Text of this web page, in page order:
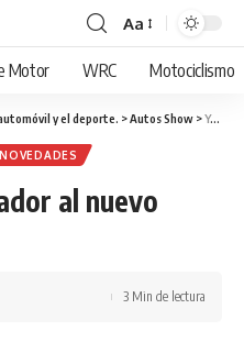
Cambiar
tamaño
fuente
Aa
Motor WRC Motociclismo
y el deporte. >Autos Show >Ya tenemos en Ecuador al nuevo Hyundai Ioniq 5
NOVEDADES
al nuevo
3 Min de lectura